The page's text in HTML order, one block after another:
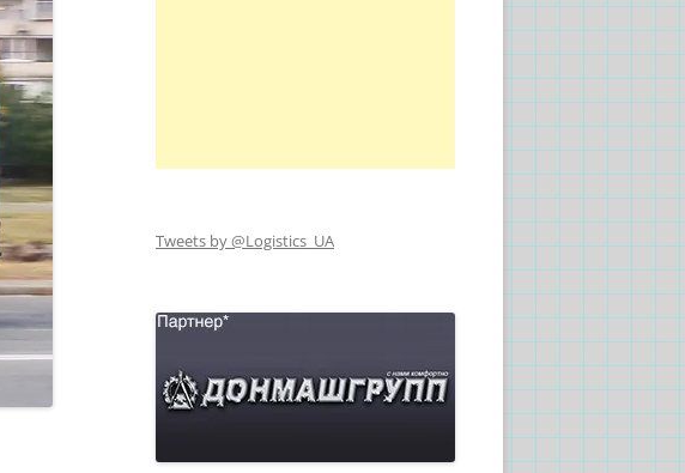
Tweets by @Logistics_UA